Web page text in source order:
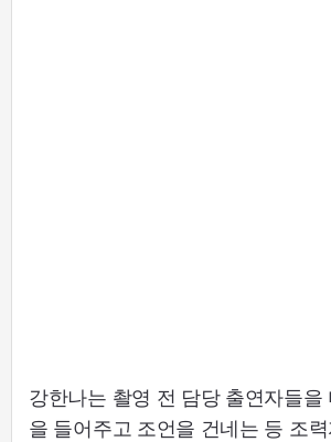
강한나는 촬영 전 담당 출연자들을
을 들어주고 조언을 건네는 등 조